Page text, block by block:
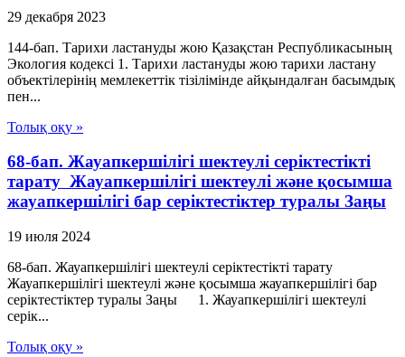
29 декабря 2023
144-бап. Тарихи ластануды жою Қазақстан Республикасының
Экология кодексі 1. Тарихи ластануды жою тарихи ластану
объектілерінің мемлекеттік тізілімінде айқындалған басымдық
пен...
Толық оқу »
68-бап. Жауапкершілігі шектеулі серіктестікті
тарату Жауапкершілігі шектеулі және қосымша
жауапкершілігі бар серіктестіктер туралы Заңы
19 июля 2024
68-бап. Жауапкершілігі шектеулі серіктестікті тарату
Жауапкершілігі шектеулі және қосымша жауапкершілігі бар
серіктестіктер туралы Заңы 1. Жауапкершілігі шектеулі
серік...
Толық оқу »